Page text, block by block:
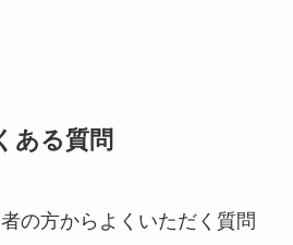
ある質問
の方からよくいただく質問